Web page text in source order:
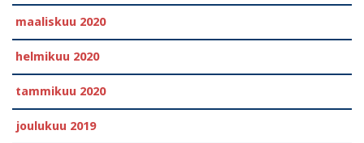
maaliskuu 2020
helmikuu 2020
tammikuu 2020
joulukuu 2019